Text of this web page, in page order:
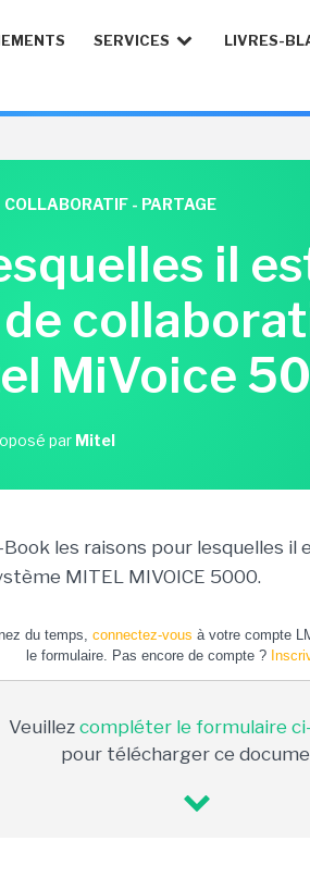
SERVICES LIVRES-
COLLABORATIF - PARTAGE
il
MiVoice
par Mitel
les raisons pour lesquelles
MITEL MIVOICE 5000.
du temps, connectez-vous à votre compte
le formulaire. Pas encore de compte ?
Veuillez compléter le formulaire
pour télécharger ce